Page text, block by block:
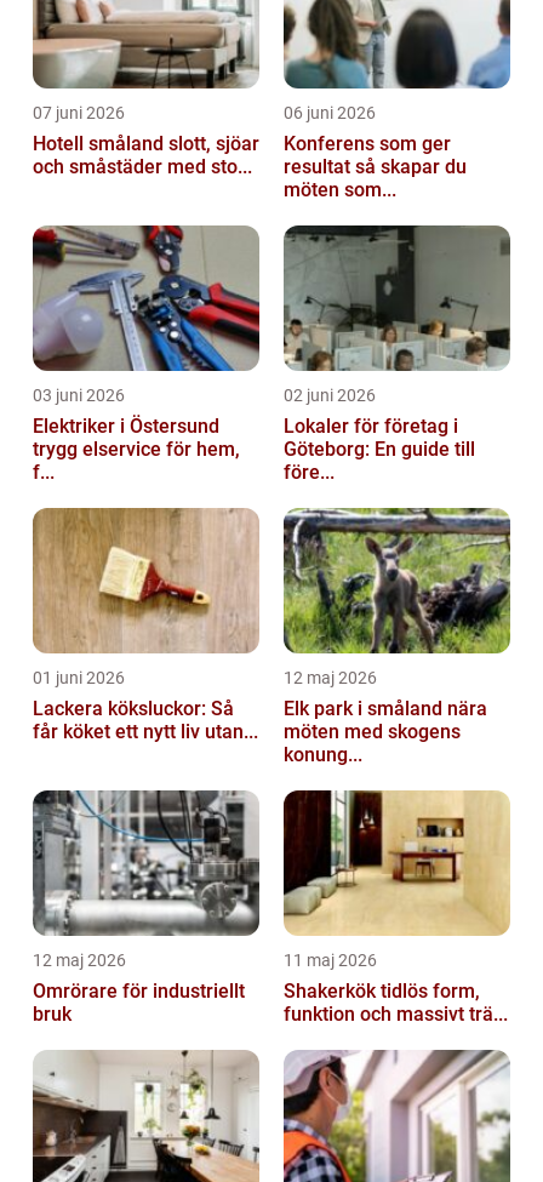
07 juni 2026
Hotell småland slott, sjöar
och småstäder med sto...
06 juni 2026
Konferens som ger
resultat så skapar du
möten som...
03 juni 2026
Elektriker i Östersund
trygg elservice för hem,
f...
02 juni 2026
Lokaler för företag i
Göteborg: En guide till
före...
01 juni 2026
Lackera köksluckor: Så
får köket ett nytt liv utan...
12 maj 2026
Elk park i småland nära
möten med skogens
konung...
12 maj 2026
Omrörare för industriellt
bruk
11 maj 2026
Shakerkök tidlös form,
funktion och massivt trä...